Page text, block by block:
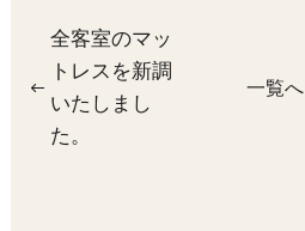
全客室のマッ
トレスを新調
いたしまし
た。
一覧へ